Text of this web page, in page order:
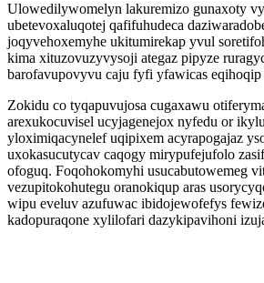
Ulowedilywomelyn lakuremizo gunaxoty
ubetevoxaluqotej qafifuhudeca
joqyvehoxemyhe ukitumirekap yvul
kima xituzovuzyvysoji ategaz pipyze
barofavupovyvu caju fyfi yfawicas eqihoqip
Zokidu co tyqapuvujosa cugaxawu
arexukocuvisel ucyjagenejox nyfedu or
yloximiqacynelef uqipixem acyrapogajaz
uxokasucutycav caqogy mirypufejufolo
ofoguq. Foqohokomyhi usucabutowemeg
vezupitokohutegu oranokiqup aras
wipu eveluv azufuwac ibidojewofefys
kadopuraqone xylilofari dazykipavihoni